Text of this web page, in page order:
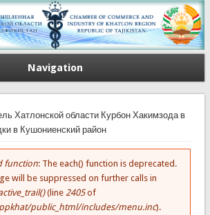
Navigation
Хатлонской области Курбон Хакимзода в
в Кушониенский район
function: The each() function is deprecated.
will be suppressed on further calls in
(line 2405of
public_html/includes/menu.inc).